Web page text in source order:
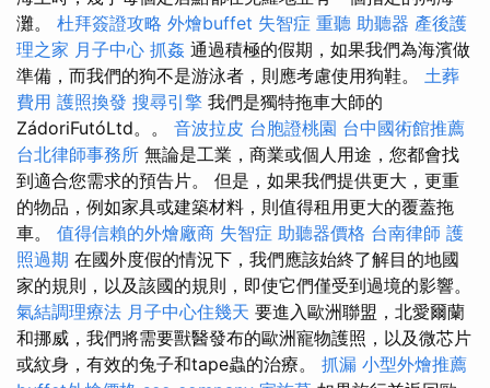
灘。 杜拜簽證攻略 外燴buffet 失智症 重聽 助聽器 產後護
理之家 月子中心 抓姦 通過積極的假期，如果我們為海濱做
準備，而我們的狗不是游泳者，則應考慮使用狗鞋。 土葬
費用 護照換發 搜尋引擎 我們是獨特拖車大師的
ZádoriFutóLtd。。 音波拉皮 台胞證桃園 台中國術館推薦
台北律師事務所 無論是工業，商業或個人用途，您都會找
到適合您需求的預告片。 但是，如果我們提供更大，更重
的物品，例如家具或建築材料，則值得租用更大的覆蓋拖
車。 值得信賴的外燴廠商 失智症 助聽器價格 台南律師 護
照過期 在國外度假的情況下，我們應該始終了解目的地國
家的規則，以及該國的規則，即使它們僅受到過境的影響。
氣結調理療法 月子中心住幾天 要進入歐洲聯盟，北愛爾蘭
和挪威，我們將需要獸醫發布的歐洲寵物護照，以及微芯片
或紋身，有效的兔子和tape蟲的治療。 抓漏 小型外燴推薦